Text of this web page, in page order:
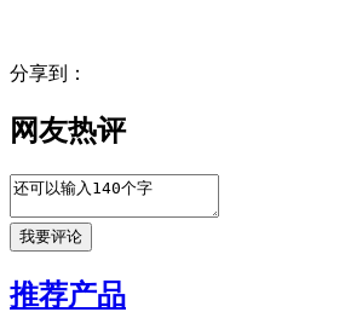
分享到：
网友热评
推荐产品